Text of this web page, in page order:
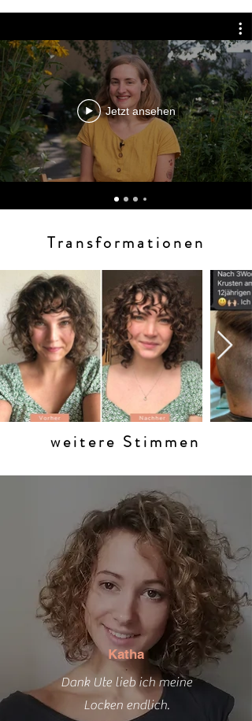
Jetzt ansehen
Transformationen
weitere Stimmen
Katha
Dank Ute lieb ich meine
Locken endlich.